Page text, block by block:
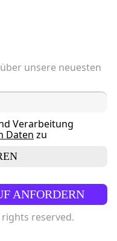
unsere neuesten
Verarbeitung
Daten zu
ANFORDERN
reserved.